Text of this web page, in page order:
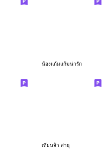
น้องแก้มแก้มน่ารัก
เทียนจ้า สาธุ